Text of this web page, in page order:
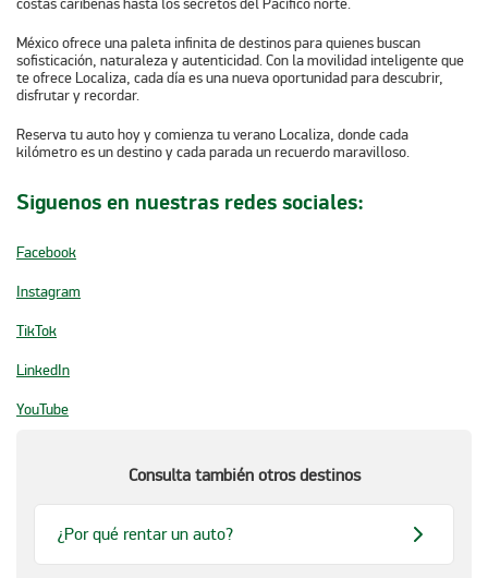
costas caribeñas hasta los secretos del Pacífico norte.
México ofrece una paleta infinita de destinos para quienes buscan
sofisticación, naturaleza y autenticidad. Con la movilidad inteligente que
te ofrece Localiza, cada día es una nueva oportunidad para descubrir,
disfrutar y recordar.
Reserva tu auto hoy y comienza tu verano Localiza, donde cada
kilómetro es un destino y cada parada un recuerdo maravilloso.
Siguenos en nuestras redes sociales:
Facebook
Instagram
TikTok
LinkedIn
YouTube
Consulta también otros destinos
¿Por qué rentar un auto?